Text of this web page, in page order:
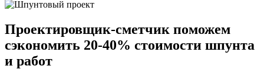
Проектировщик-сметчик поможем
сэкономить 20-40% стоимости шпунта
и работ